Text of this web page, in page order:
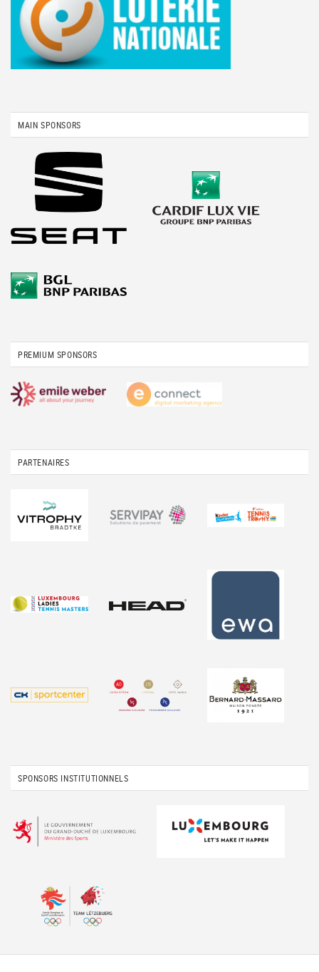
MAIN SPONSORS
PREMIUM SPONSORS
PARTENAIRES
SPONSORS INSTITUTIONNELS